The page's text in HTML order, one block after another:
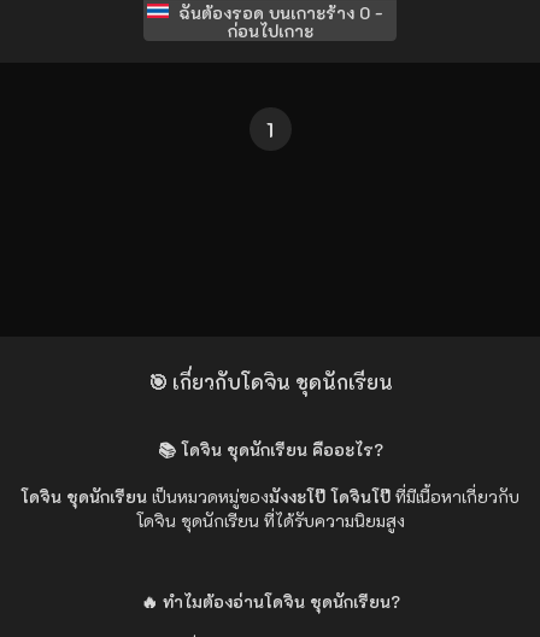
ฉันต้องรอด บนเกาะร้าง 0 -
ก่อนไปเกาะ
1
🎯 เกี่ยวกับโดจิน ชุดนักเรียน
📚 โดจิน ชุดนักเรียน คืออะไร?
โดจิน ชุดนักเรียน เป็นหมวดหมู่ของมังงะโป๊ โดจินโป๊ ที่มีเนื้อหาเกี่ยวกับ
โดจิน ชุดนักเรียน ที่ได้รับความนิยมสูง
🔥 ทำไมต้องอ่านโดจิน ชุดนักเรียน?